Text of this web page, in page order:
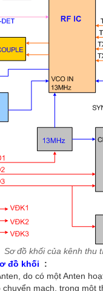
Sơ đồ khối của kênh thu
đồ khối
:
do có một Anten
mạch, trong một